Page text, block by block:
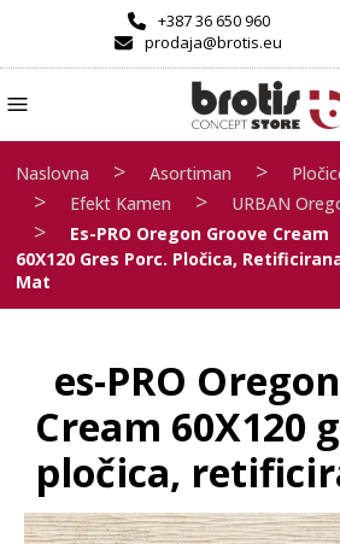
+387 36 650 960
prodaja@brotis.eu
Naslovna > Asortiman >
> Efekt Kamen > URBAN
>
Es-PRO Oregon Groove Cream
60X120 Gres Porc. Pločica,
Mat
es-PRO
Cream 60X120
pločica,